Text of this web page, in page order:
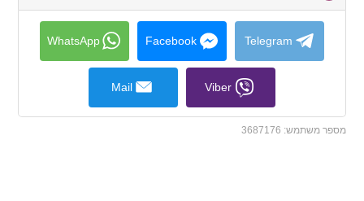
to
collapse
contents
Telegram
Facebook
WhatsApp
Viber
Mail
מספר משתמש: 3687176